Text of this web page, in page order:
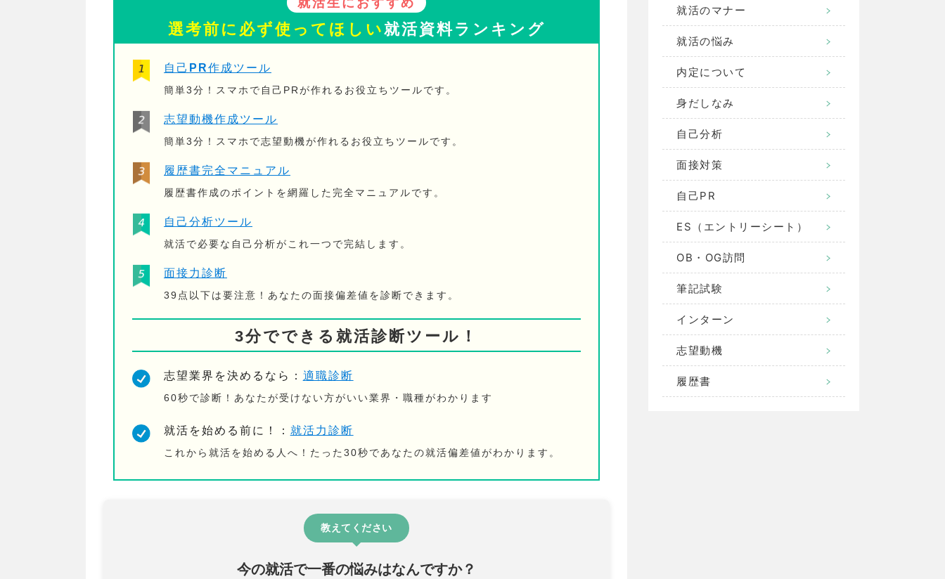
選考前に必ず使ってほしい就活資料ランキング
自己PR作成ツール
簡単3分！スマホで自己PRが作れるお役立ちツールです。
志望動機作成ツール
簡単3分！スマホで志望動機が作れるお役立ちツールです。
履歴書完全マニュアル
履歴書作成のポイントを網羅した完全マニュアルです。
自己分析ツール
就活で必要な自己分析がこれ一つで完結します。
面接力診断
39点以下は要注意！あなたの面接偏差値を診断できます。
3分でできる就活診断ツール！
志望業界を決めるなら： 適職診断
60秒で診断！あなたが受けない方がいい業界・職種がわかります
就活を始める前に！： 就活力診断
これから就活を始める人へ！たった30秒であなたの就活偏差値がわかります。
就活のマナー
就活の悩み
内定について
身だしなみ
自己分析
面接対策
自己PR
ES（エントリーシート）
OB・OG訪問
筆記試験
インターン
志望動機
履歴書